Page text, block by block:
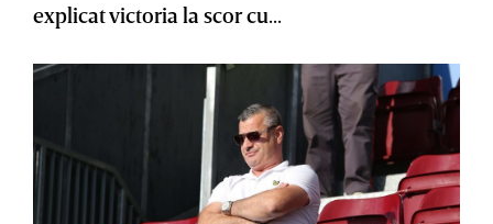
explicat victoria la scor cu...